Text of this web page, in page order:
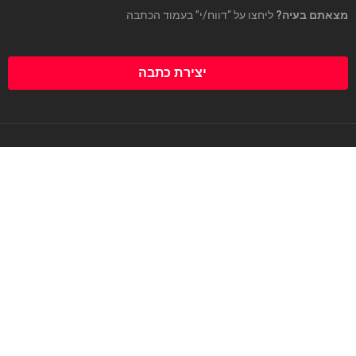
מצאתם בעיה? ליחצו על “דווח/י” בעמוד הכתבה
יצירת כתבה